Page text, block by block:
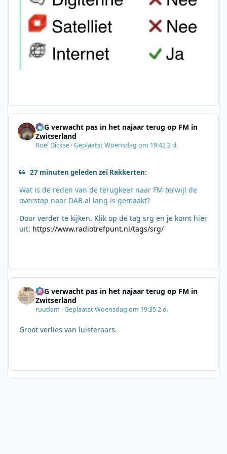
SRG verwacht pas in het najaar terug op FM in
Zwitserland
Roel Dickse ·GeplaatstWoensdag om 19:422 d.
27 minuten geleden zei Rakkerten:
Wat is de reden van de terugkeer naar FM terwijl de
overstap naar DAB al lang is gemaakt?
Door verder te kijken. Klik op de tag srg en je komt hier
uit: https://www.radiotrefpunt.nl/tags/srg/
SRG verwacht pas in het najaar terug op FM in
Zwitserland
ruudam ·GeplaatstWoensdag om 19:352 d.
Groot verlies van luisteraars.